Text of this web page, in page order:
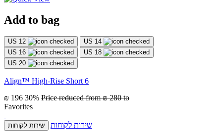
Add to bag
US 12
US 14
US 16
US 18
US 20
Align™ High-Rise Short 6
₪ 196 30% Price reduced from₪ 280 to
Favorites
שירות לקוחות שירות לקוחות